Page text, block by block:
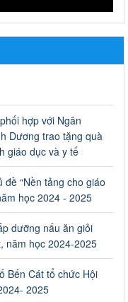
chống ma túy
chống ma túy
đến trường" năm
sinh nhận học bổng,
năm học 2023-
động hưởng ứng
sức khỏe nhân dân
hưởng ứng phong
nhân dân năm 2023
hợp với Ngân
Dương trao tặng quà
giáo dục và y tế
đề “Nền tảng cho giáo
học 2024 - 2025
dưỡng nấu ăn giỏi
năm học 2024-2025
Bến Cát tổ chức Hội
2025